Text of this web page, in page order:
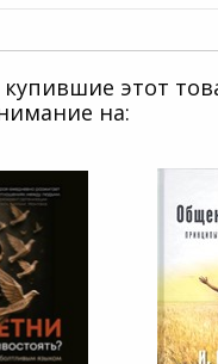
этот
на: